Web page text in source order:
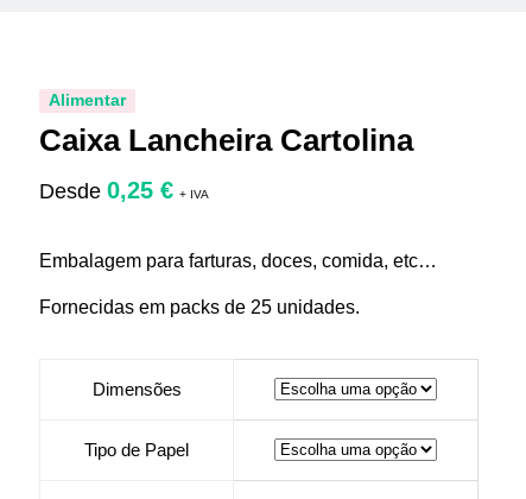
Alimentar
Caixa Lancheira Cartolina
Desde 0,25 € + IVA
Embalagem para farturas, doces, comida, etc…
Fornecidas em packs de 25 unidades.
Dimensões
Tipo de Papel